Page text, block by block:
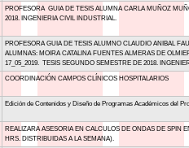
PROFESORA GUIA DE TESIS ALUMNA CARLA MUÑOZ
2018. INGENIERIA CIVIL INDUSTRIAL.
PROFESORA GUIA DE TESIS ALUMNO CLAUDIO ANIBAL
ALUMNAS: MOIRA CATALINA FUENTES ALMERAS DE
17_05_2019. TESIS SEGUNDO SEMESTRE DE 2018.
COORDINACIÓN CAMPOS CLÍNICOS HOSPITALARIOS
Edición de Contenidos y Diseño de Programas Académicos del
REALIZARA ASESORIA EN CALCULOS DE ONDAS DE SPIN
HRS. DISTRIBUIDAS A LA SEMANA).